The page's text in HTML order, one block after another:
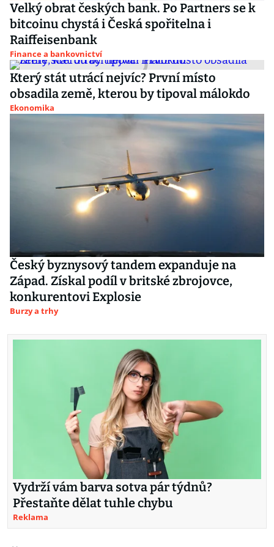
Velký obrat českých bank. Po Partners se k
bitcoinu chystá i Česká spořitelna i
Raiffeisenbank
Finance a bankovnictví
Který stát utrácí nejvíc? První místo
obsadila země, kterou by tipoval málokdo
Ekonomika
Český byznysový tandem expanduje na
Západ. Získal podíl v britské zbrojovce,
konkurentovi Explosie
Burzy a trhy
Vydrží vám barva sotva pár týdnů?
Přestaňte dělat tuhle chybu
Reklama